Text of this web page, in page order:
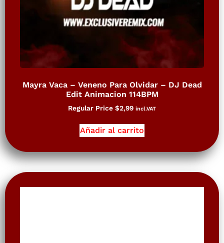
Mayra Vaca – Veneno Para Olvidar – DJ Dead
Edit Animacion 114BPM
Regular Price $2,99 incl.VAT
Añadir al carrito